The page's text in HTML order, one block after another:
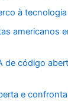
à
americanos
de código
e